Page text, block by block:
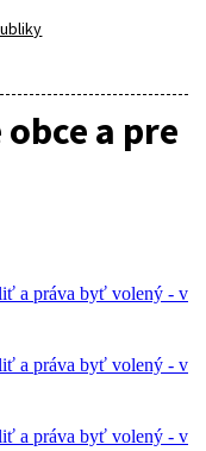
a pre
a práva byť volený - v
a práva byť volený - v
a práva byť volený - v